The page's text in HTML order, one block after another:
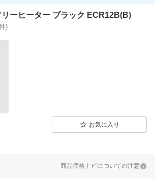
ーヒーター ブラック ECR12B(B)
)
お気に入り
商品価格ナビについての注意